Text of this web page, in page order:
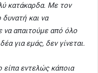
κατάκαρδα. Με τον
δυνατή και να
να απαιτούμε από όλο
για εμάς, δεν γίνεται.
εντελώς κάποια